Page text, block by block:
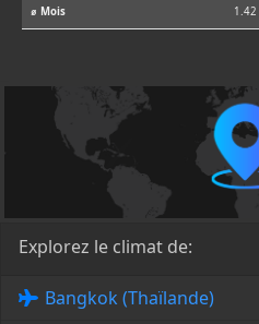
⌀ Mois 1.42
Explorez le climat de:
Bangkok (Thaïlande)